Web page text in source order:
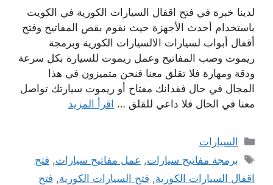
لدينا خبرة في فتح اقفال السيارات الكورية في الكويت
باستخدام أحدث الأجهزة حيث نقوم بقص المفاتيح وفتح
أقفال أبواب لسيارات الالسيارات الكورية وبرمجة
ريموت وصب المفاتيح وعمل ريموت للسيارة بكل سرعة
ودقة ومهارة فلا تقلق معنا فنحن متميزون في هذا
المجال في حال فقدانك مفتاح أو ريموت سيارتك تواصل
معنا في الحال فلا داعي للقلق … اقرأ المزيد
التصنيفات
السيارات
الوسوم
برمجة مفاتيح سيارات, عمل مفاتيح سيارات, فتح
اقفال السيارات الكورية, فتح السيارات الكورية, فتح